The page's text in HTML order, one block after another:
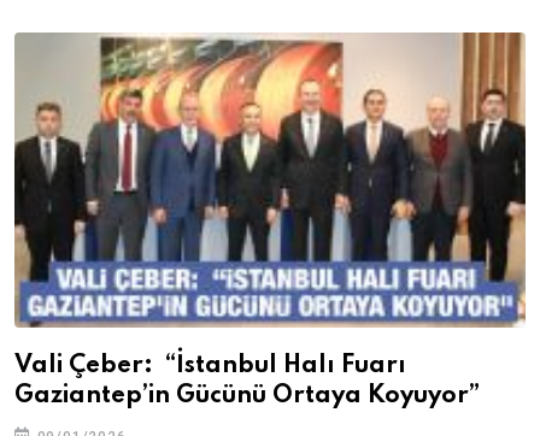
Vali Çeber: “İstanbul Halı Fuarı
Gaziantep’in Gücünü Ortaya Koyuyor”